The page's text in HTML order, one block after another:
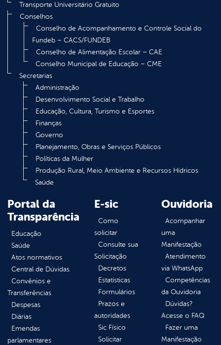
Transporte Universitário Gratuito
Conselhos
Conselho de Acompanhamento e Controle Social do
Fundeb – CACS/FUNDEB
Conselho de Alimentação Escolar – CAE
Conselho Municipal de Educação – CME
Secretarias
Administração
Desenvolvimento Social e Trabalho
Educação, Cultura, Turismo e Esportes
Finanças
Governo
Planejamento, Obras e Serviços Públicos
Políticas da Mulher
Produção Rural, Meio Ambiente e Recursos Hídricos
Saúde
Portal da
Transparência
Educação
Saúde
Atos normativos
Central de Dúvidas
Convênios e
Transferências
Despesas
Diárias
Emendas
parlamentares
E-sic
Como
solicitar
Consulte sua
Solicitação
Decretos
Estatísticas
Formulários
Prazos e
autoridades
Sic Físico
Solicitar
Ouvidoria
Acompanhar
uma
Manifestação
Atendimento
via WhatsApp
Competências
da Ouvidoria
Dúvidas?
Acesse o FAQ
Fazer uma
Manifestação